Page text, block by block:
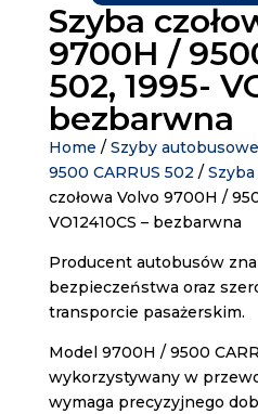
Szyba
9700H /
502, 1995-
bezbarwna
Home / Szyby autobusowe
9500 CARRUS 502 / Szyba
czołowa Volvo 9700H /
VO12410CS – bezbarwna
Producent autobusów
bezpieczeństwa oraz
transporcie pasażerskim.
Model 9700H / 9500
wykorzystywany w
wymaga precyzyjnego